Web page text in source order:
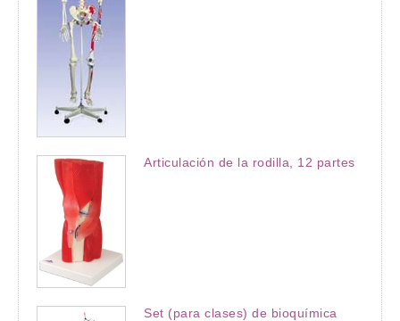
Articulación de la rodilla, 12 partes
Set (para clases) de bioquímica